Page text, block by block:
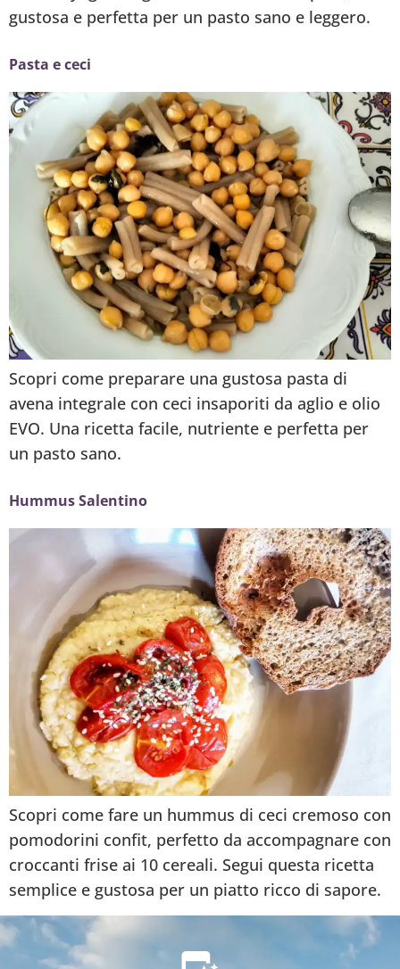
gustosa e perfetta per un pasto sano e leggero.
Pasta e ceci
Scopri come preparare una gustosa pasta di
avena integrale con ceci insaporiti da aglio e olio
EVO. Una ricetta facile, nutriente e perfetta per
un pasto sano.
Hummus Salentino
Scopri come fare un hummus di ceci cremoso con
pomodorini confit, perfetto da accompagnare con
croccanti frise ai 10 cereali. Segui questa ricetta
semplice e gustosa per un piatto ricco di sapore.